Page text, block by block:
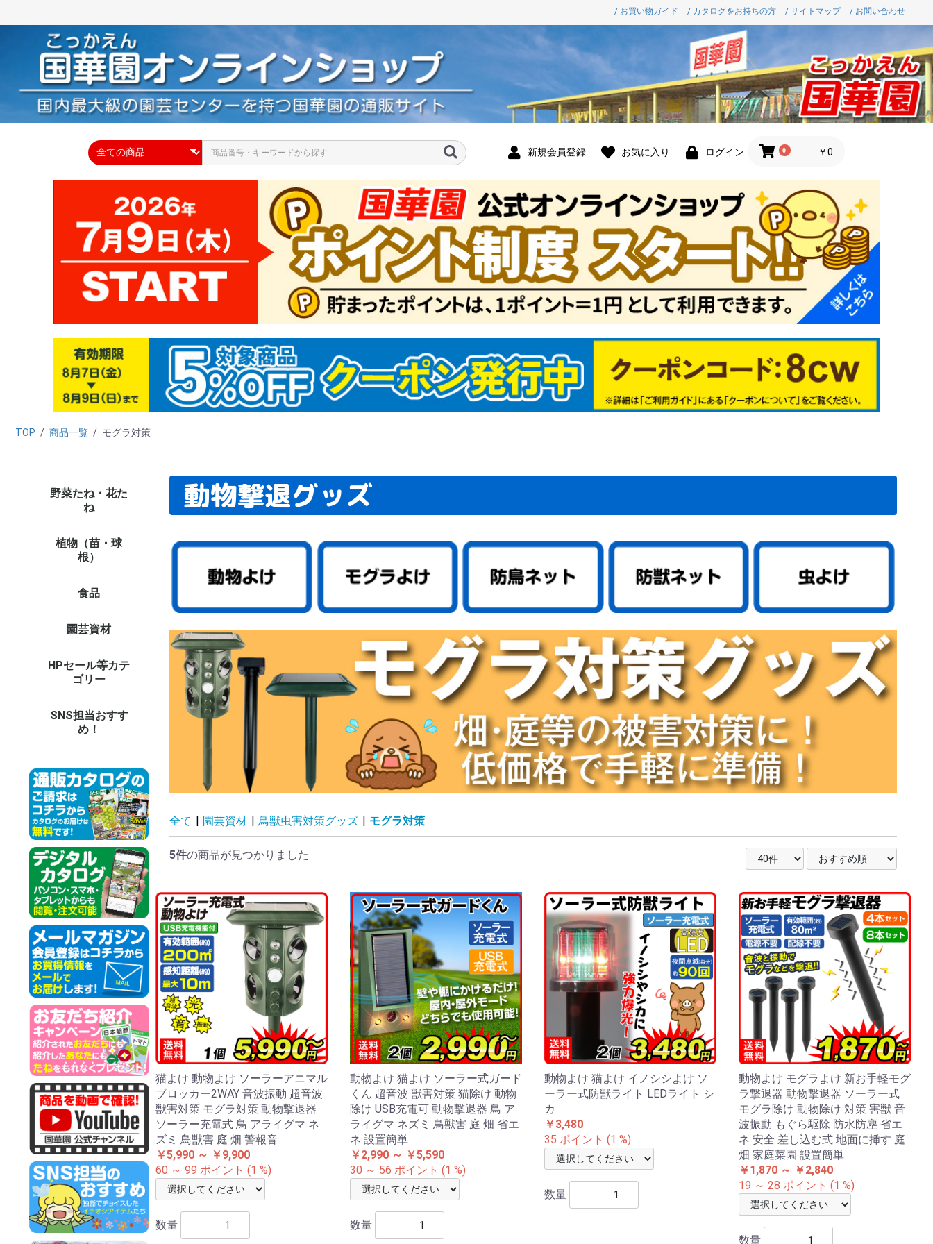
/ お買い物ガイド / カタログをお持ちの方 / サイトマップ / お問い合わせ
新規会員登録 お気に入り ログイン 0 ￥0
TOP / 商品一覧 / モグラ対策
野菜たね・花た
ね
野菜たね タマネギたね
ダイコンたね
ニンジンたね
カブたね
ハクサイたね
キャベツたね
ブロッコリー＆カリフ
ラワー
レタスたね
マメたね
ホウレンソウたね
葉菜類ほかたね
ネギたね
ゴボウたね
西洋野菜たね
中国野菜たね
ハーブたね
野菜たねいろいろ
緑肥作物たね
穀物たね
シーダーテープたね
リレー栽培セット（野
菜たね）
秋どり野菜（抑制栽
培）たね
たね関連資材
新商品（野菜たね）
トマトたね
トウモロコシたね
カボチャたね
キュウリたね
ピーマン・シシトウ・
トウガラシたね
ナスたね
オクラたね
スイカたね
メロン・ウリたね
ズッキーニたね
ゴーヤたね
野菜たね（大量企画対
象商品）
野菜たね・早割対象商
品
単為結果性品種
プランター菜園向き
多肉植物たね
ハーブたね2
ハーブ
パセリ
バジル
野菜たね培養土セット
野菜たね最終セール
トロピカル野菜たね
激安野菜たね
高級野菜たね
お買得野菜たね
高級野菜たね2
花たね ペチュニアたね
ひまわりたね
百日草たね
アスターたね
けいとうたね
マリーゴールドたね
ダリアたね
アレンジ向き花たね
スターチスたね
コスモスたね
カーネーション・なで
しこたね
矢車草たね
キンセンカたね
アサガオたね
花壇・鉢向きたね
その他多年草たね
変わりたね
切り花向きたね
ききょうたね
ストックたね
西洋おだまきたね
トルコキキョウたね
大量花たね
パンジー・ビオラたね
スカビオサたね
サルビアたね
千日紅たね
激安88円たね
セットたね
ミックスたね
ポピーたね
ニゲラたね
スイートピーたね
葉牡丹たね
プリムラたね
デルフィニウムたね
ルピナスたね
その他一年草たね
多肉植物たね2
花たね関連
キンレンカたね
花たね・早割対象商品
たね栽培資材
たね未使用カテゴリー 植物予備124
植物予備125
植物予備126
（早割）野菜＆花た
ね・早期予約販売
植物（苗・球
根）
たまねぎ苗 早どり系・玉ねぎ苗
貯蔵系・玉ねぎ苗
赤たま系・玉ねぎ苗
たまねぎ苗（送料無料
ニンニク種球 嘉定ニンニク
ホワイト六片
ニンニク【大量販売】
その他種ニンニク
種いも 種じゃがいも
種ショウガ
里イモ
山イモ
その他種芋
野菜苗（夏秋）
野菜苗（ケース販売・
周年発送
8月発送
9月発送
10月発送
11月発送
12月発送
1月発送
2月発送
3月発送
4月発送
5月発送
6月発送
7月発送
ミニ観葉植物
ミニ盆栽
花苗
花壇・プランター向き
多年草苗
切花向き花苗
お買い得花苗
パンジー・ビオラ苗
プラグ・ケース花苗 プラグ花苗
ケース花苗
PWブランド花苗
水生植物
南国植物
多肉植物
花苗送料無料企画
週末限定！大特価商品
対象植物5％クーポン
ペチュニア・カリブラ
今夏おすすめ花苗
球根 夏植え球根 夏植え球根早期販売
秋植え球根
秋植え球根メール便配
秋植え球根早期販売
水仙 芳香水仙
カップ咲水仙
バタフライ咲水仙
八重咲水仙
原種系水仙
お買得水仙
ラッパ咲水仙
ジャーマンアイリス
アマリリス アマリリス球根
ポットアマリリス
春植え球根 グラジオラス
ダリア
春植え球根在庫処分セ
チューリップ 単色チューリップ
変わり咲きチューリッ
福袋・ミックスチュー
原種系チューリップ
2色咲きチューリップ
大量・ケース販売チュ
チューリップお買得セ
チューリップそろい咲
チューリップ球根早期
ユリ 花ユリ
すかしユリ
鉄砲ユリ
12月咲きユリ
特大・超特大球ユリ
カサブランカ
原種ユリ
福袋ユリ
ローズリリー
8月咲ユリ球根
ユリ球根(春)
花木 アジサイ
バラ苗 四季咲バラ苗
つるバラ苗
イングリッシュローズ
牡丹・芍薬 牡丹
芍薬
桜・花梅・花桃
植木・庭木
椿苗
熱帯花木
花木送料無料企画
果樹苗 果樹苗 (落葉) アケビ苗
イチジク苗
ウメ・アンズ苗
カキ苗
キイチゴ苗
キウイ・サルナシ苗
クリ苗
クワ苗
サクランボ苗
ザクロ苗
スモモ苗
ナシ苗
ナッツ苗
ナツメ苗
ブドウ苗
ブルーベリー苗 ハイブッシュ系
サザンハイブッシュ系
ラビットアイ系
プルーン苗
ポポー苗
モモ苗
リンゴ苗
その他落葉果樹苗
激安落葉果樹苗
大株果樹苗
実つき果樹苗
送料込み果樹苗
果樹苗関連資材
果樹苗在庫処分
果樹苗 (常緑) 南国フルーツ苗
アボカド苗
バナナ苗
ビワ苗
ヤマモモ苗
常緑その他
みかん・カンキツ苗 温州みかん等苗
台つきカンキツ苗
激安カンキツ苗
山菜・有用植物苗 山菜苗
イチゴ苗
ネギ苗
有用植物・その他
ラン・山野草 野生ラン
山野草
菊苗 大菊 大菊 厚物
大菊 管物
2024年発表花
2025年発表花
2026年発表花
小菊
菊苗最新発表花・普及
厳選 鉢花・花苗
ギフト・胡蝶蘭シンビ
シンビジウム
デンドロビューム
新着植物
和泉本店ネットショッ
人気花苗ケース販売
切花 仏花・墓花
野菜・花苗園芸肥料
敬老の日ギフト
母の日ギフト
植物ネット限定商品
野菜苗 野菜苗（接木） 接木 トマト苗
接木 スイカ苗
接木 種なしスイカ苗
接木 キュウリ苗
接木 ナス苗
接木 ピーマン・トウ
接木 メロン・ウリ苗
接木 ゴーヤ苗
接木 その他野菜苗
接木4連ポット苗
プレミアム野菜苗
野菜苗（実生） 実生 トマト苗
実生 カボチャ・ズッ
実生 スイカ苗
実生 キュウリ苗
実生 ナス苗
実生 ピーマン・トウ
実生 メロン・ウリ苗
実生 ゴーヤ苗
実生 トウモロコシ苗
実生 コンパニオンプ
実生 その他野菜苗
実生4連ポット苗
実生 ブロッコリー・
品種おまかせ野菜苗
★送料無料★野菜苗セ
★送料無料★野菜苗ケ
さつまいも苗 イモヅル
さつまいもイモヅルセ
イモポット苗
植物未使用カテゴリー
植物24年夏秋特別チラ
植物24年夏秋特別チラ
植物予備136 植物予備1 植物予備2
植物予備3
植物予備4
植物予備137
植物2019年過去マス
植物2020年過去マス
植物2021年過去マス
植物2022年過去マス
植物2023年過去マス
植物旧第5カテゴリー
植物テスト商品
植物ネット限定商品2
植物10月DM
植物週末セール
植物夏秋特別チラシ
植物ガチャ球根
植物送料無料
緑肥SALE
SN!BS(野菜たね)
2023年秋植物大感謝
【売尽し大特価】 イ
植物公開準備
春のガーデニング応援
植物予備29 植物予備30
植物予備31
植物予備32
植物予備33
植物仮登録 植物予備5
植物予備27
植物予備34 植物予備35
植物予備36
植物予備37
植物予備38
植物予備39 植物予備40
植物予備6 植物予備7
植物予備8
植物予備9 植物予備10
植物予備11
植物予備16 植物予備17
植物予備18
植物予備12
植物予備13
植物予備14
植物予備15
植物予備21
植物予備46
植物予備47
植物予備48
植物予備55
植物予備56
植物予備49 植物予備50
植物予備51
植物予備52
植物予備53
植物予備54
植物予備57
植物予備134 植物予備69 植物予備71
植物予備72
植物予備73
植物予備84
デンドロビウム 植物予備62
植物予備63
植物予備64
植物予備65
植物予備66
植物予備59
植物予備60
植物予備67
植物予備68
植物予備85 植物予備91
植物予備92
植物予備93
植物予備94
植物予備95
植物予備96
植物予備97
植物予備98
植物予備99
植物予備100
植物予備101
植物予備102
植物予備127 植物予備128
植物予備129
植物予備131
植物期間外カテゴリー
品種おまかせ激安野菜
秋冬野菜苗
特価！野菜苗半額セー
2023年オススメ野菜
ベランダ・鉢植え向き
ユリ球根 特大球・超
ユリ特大球・超特大球
ユリ球根送料無料
季節咲きユリ
サルビア苗
ゼラニウム苗
カーネーション苗
一年草苗
ハオルチア
アデニウム苗
エアープランツ
グラウンドカバー苗
世界の銘品花苗
花苗送料無料
熱帯花木苗
コチョウラン
その他球根
春植え球根在庫処分セ
春植え球根在庫処分メ
球根在庫処分
秋植え球根在庫処分
オリーブ苗
常緑実つき果樹苗
パッションフルーツ苗
激安カンキツ苗2
じゃばら苗
小原紅早生苗
はるみ苗
フィンガーライム苗
お買得果樹苗
お買得ブルーベリー苗
最新発表花
シクラメン
胡蝶蘭・洋ラン
お中元・サマーギフト
正月特集
希少種・限定品(植物)
食品
柑など
ト
茶
漬け
品
園芸資材
農業機械（耕耘機・噴
霧器 等）
バリカン
草刈機
チェーンソー
噴霧器・ポンプ
耕耘機
ブロワ・枝粉砕機など
その他 農業機械
園芸支柱
イボ付鋼管製支柱スー
イボ付鋼管製支柱スー
パー 太さ8mm
イボ付鋼管製支柱スー
パー 太さ11mm
イボ付鋼管製支柱スー
パー 太さ16mm
イボ付鋼管製支柱スー
パー 太さ20mm
極太鋼管杭
トンネル支柱
グラスファイバー支柱
天然竹支柱
イボ付鋼管製支柱 連
イボ付鋼管製支柱 連
結タイプ 太さ16mm
イボ付鋼管製支柱 連
結タイプ 太さ20mm
強化グラスファイバー
菜園アーチ支柱
パイプ支柱 従来型パイプ支柱部品
パイプ支柱用フィルム
パイプ支柱用遮光ネツ
イボ付鋼管製支柱シル
鋼管製スライド支柱
果樹用イボ竹
その他支柱・藤棚など
天然木支柱
短寸イボ支柱
イボ付鋼管製支柱ブラ
ストロングイボ竹
トンネルアーチセット
平型鉄線支柱
DIY・電動工具 高圧洗浄機
電動工具
DIY・ガーデン用具 ハサミ・ノコギリ
鎌・斧・その他刃物
ペンチ・工具
温度計・計量器・メジ
ロープ・テープ・結束
作業着・帽子・手袋な
散水・水まわり用品
土農具
園芸便利グッズ
（園芸便利グッズ）支
（園芸便利グッズ）シ
ート・マルチ関連
収納庫
台車・カート
ゴミ処理グッズ
送料まとめて600円コ
防草シート・マルチ
防草シート各種・防草
シート関連資材
防草シート・黒
高密度強力防草シー
ト・黒
高密度強力防草シー
ト・緑
防草シート4年目安・
濃緑
超耐久防草シート・黒
超耐久防草シート・フ
ェルトタイプ
超耐久防草シート・ソ
ルグリン
強力防草シート・グリ
ーン
透水防草シート
反射シート
強力防草シート・白黒
強力防草シート・黒
強力防草シート・ホワ
イト
ザ・バーン
芝生風超耐久防草シー
ト
つる物用・その他
その他 防草シート関
連資材
マルチング材 黒マルチ
黒マルチ（厚手）
銀黒マルチ
黒穴あきマルチ
タマネギ・ニンニク用
穴あきマルチ
銀黒穴あきマルチ
穴あき防草マルチ
穴あき透水マルチ
通水黒マルチ
透水型マルチ
白黒マルチ
サステナマルチ
銀マルチ
敷きワラシルバー
敷きワラシルバーセッ
ト
使い切りマルチ
その他 マルチング関
連資材
園芸ネット(防鳥・防
虫・遮光・防風)
防虫・遮光ネット
防虫きらりんネット・
0.6mm
防虫きらりんネット・
1mm
遮光防虫きらりんネッ
ト
虫ダメネット0.75mm
遮光ネット・シルバー
遮光ネット・黒
遮光ネット・白
寒冷紗・白
寒冷紗・黒
防鳥ネット 丈夫な防鳥ネット
ふんわりガードネット
すっぽり果樹用バード
ネット
お気軽防鳥ネット
果樹すっぽり防鳥ネッ
ト
ナチュラル防鳥ネット
防鳥ネットDX
温室用フィルム・不織
温室フィルム
EVAフィルム
愛栽シートA
愛栽シートB
パスライトブルー
防風ネット
トンネルフィルム
換気穴付トンネルフィ
鳥獣虫害対策グッズ 動物撃退グッズ
モグラ対策
虫対策
捕獲器・その他
防獣ネット・フェンス アニマルネット
ニューガードネット
菜園ガードネットセッ
アニマルフェンス
資材予備71 資材予備73
資材予備74
資材予備75
資材予備76
資材予備77
温室・保温グッズ ビニールハウス
アルミ製温室
温室用保温グッズ
育苗・種まき用品
【温室関連】 替カバ
【単品購入用】 温室
用 替カバーなど
【本体同時購入用】
温室用 替カバーなど
用土・肥料 土・肥料・土壌改良材
水苔・ココヤシ製品
その他 用土・肥料
薬剤（液肥・除草剤な
土・肥料100円コーナ
LED照明 他
センサーライト・てら
庭園灯 その他
LED電球
LED蛍光灯
LEDシーリングライト
LED投光器
LEDスポットライト
デザイン照明
庭作りグッズ 人工芝・マット類
バークチップ他
レンガ等
庭池
鉢・プランター パキスタン鉢
テラコッタ・素焼鉢
ベトナム鉢
睡蓮鉢
木製プランター
アンティーク鉢
強化プランター
ブリキ鉢
陶器鉢・駄温鉢
ポリ樹脂製鉢
ビッグ鉢
スリット鉢
菜園プランター
透水ポット
その他の鉢
ガーデンエクステリア アーチ・フェンスなど
アーチ・バラアーチ
フェンス
オベリスク
トレリス
パーゴラ
花台
ガーデン家具
日よけ・室外機カバー
テーブル・チェア・ベ
ウッドデッキ・スウィ
ウッドパネル
タイルデッキパネル
ポスト
オーナメント 噴水付きオーナメント
洋風オーナメント
天使・妖精オーナメン
動物オーナメント カエルオーナメント
菊資材 【菊資材】土
【菊資材】液肥・肥料
【菊資材】支柱
【菊資材】鉢
【菊資材】水苔マット
【菊資材】鉢底マット
【菊資材】輪台
【菊資材】誘引クリッ
生活雑貨
冷感＆夏向け 熱中症
扇風機
調理家電・キッチン用
防災グッズ
健康グッズ
掃除グッズ
ペット用品
インテリア
アパレル関連
冬向けグッズ特集
おもちゃ
パソコン・スマホ関連
造花
のぼり旗
アレンジ用花材
その他生活雑貨
コロナ対策グッズ
父の日
ドラレコ・カー用品 ドライブレコーダー
その他 カー用品
防犯カメラ・セキュリ
ティ
防犯カメラ
その他 防犯グッズ
イルミネーション
ツリー型イルミ・クリ
ストレートライト
カーテンツリー
ドレープ＆つらら系
モチーフライト
カーテンライト
ネットライト
ロープライト
イルミ用・電源グッズ
その他 イルミネーシ
担当者のおすすめ
資材イベント
資材 期間限定セール
法人向け大型農業資材
夏向けグッズ特集
sizai_astk
資材緊急セール
大感謝セールカタロ
グ・チラシ【資材】
電動噴霧器パーツ
鉄製品セール祭り
ペット用品
その他エクステリア
和風庭園 目隠し垣・袖垣
天然石材・人工石材
和風噴水
木製品 人工木製品
資材未使用カテゴリー 資材予備6
資材予備7
資材予備8
資材予備9
資材予備10
資材予備11
資材予備12
資材予備13
資材予備14
資材予備15
資材予備16
資材予備17
資材予備18
資材予備19
資材予備20
資材予備21
資材予備22
資材予備23
資材予備24
資材予備25
資材予備26
資材予備27
資材予備28
資材予備29
大カテゴリーなど予備
大カテゴリーなど予備
大カテゴリーなど予備
大カテゴリーなど予備
大カテゴリーなど予備
大カテゴリーなど予備
大カテゴリーなど予備
大カテゴリーなど予備
大カテゴリーなど予備
資材予備2
資材予備30
資材予備32 資材予備33
資材予備34
資材予備35
資材予備36
資材予備37
資材予備38
資材予備39
資材予備40
資材予備41
資材予備42
資材予備43
資材予備44
資材予備45
資材予備46
資材予備47
資材予備48
資材予備49
資材予備50 資材予備51
資材予備52
資材予備53
資材予備54
資材予備55
資材予備56
資材予備57 資材予備58
資材予備59
資材予備60
資材予備61
資材予備62
資材予備63
資材予備64 資材予備65
資材予備66
資材予備67
資材予備68
資材予備69
資材予備70
資材予備78 資材予備79
資材予備80
資材予備81
資材予備82
資材予備83
資材予備84
資材予備85 資材予備87
資材予備88
資材予備89
資材予備90 資材予備91
資材予備92
資材予備93
資材予備94
資材予備95 資材予備96
資材予備97
資材予備98
資材予備99
資材予備101
資材予備102
資材予備103
資材予備104
資材予備105
資材予備106
資材予備107
資材予備108
資材予備109
資材予備110
資材予備111
資材予備112 資材予備113
資材予備114
資材予備115
資材予備116
資材予備117
資材予備118
資材予備119
資材予備120
資材予備121
資材予備122
資材予備123
資材予備124 資材予備125
資材予備126
資材予備127
資材予備128
資材予備129
資材予備130
資材予備136
資材予備137
資材予備131 資材予備132
資材予備133
資材予備134
資材予備139
資材予備140
資材予備141
資材予備142
資材予備143
資材予備144
資材予備135
資材予備145 資材予備146
資材予備147
資材予備148
資材予備149
資材予備150
資材予備151
資材予備152 資材予備153
資材予備154
資材予備155
資材予備156
資材予備157
資材予備158
資材予備159 資材予備160
資材予備161
資材予備162
資材予備163
資材予備164
資材予備165
資材予備166 資材予備167
資材予備168
資材予備169
資材予備170
資材予備171
資材予備172
資材予備173 資材予備174
資材予備175
資材予備176
資材予備177
資材予備178
資材予備179
資材予備180
資材予備181 資材予備182
資材予備183
資材予備184
資材予備185
資材予備186
資材予備187
資材予備188 資材予備189
資材予備190
資材予備191
資材予備192
資材予備193 資材予備194
資材予備195 資材予備196
資材予備197
資材予備198
資材予備199
資材予備200
資材予備201
資材予備202 資材予備203
資材予備204
資材予備205
資材予備206
資材予備207
資材予備208
資材予備209
資材予備210
資材予備211
資材予備212
資材予備213
資材予備214
資材予備215
資材予備216
資材予備217
資材予備218
資材予備219
資材予備220
資材予備221
資材予備222 資材予備224
資材予備225
資材予備226
資材予備227
資材予備228
資材予備229
資材予備230 資材予備231
資材予備232
資材予備233
HPセール等カテ
ゴリー
オンラインショップセ
ールカテゴリー
26年8月 5％クーポン
セール対象商品
ダイナマイトセール
25年植物MidWeekセ
ール
25年資材MidWeekセ
ール
25年食品MidWeekセ
ール
24年6月改装記念クー
ポンセール
品番重複商品
6月対象商品10％OFF
クーポン
新春セール
植物特別大感謝セール
チラシ
菊花展SALE
新聞広告掲載商品
プラチナ会員様専用チ
ラシ
2025年9月24日新聞広
告掲載商品
2025年10月8日新聞広
告掲載商品
新聞広告掲載商品_3
新聞広告掲載商品_4
新聞広告掲載商品_5
新聞広告掲載商品_6
10月9日新聞広告掲載
商品
その他予備9 その他予備13
その他予備16
その他予備17
その他予備18
その他予備19
その他予備20
その他予備21
その他予備22
その他予備23
その他予備24
その他未使用カテゴリ
その他未使用カテゴリ
ー3
その他未使用カテゴリ
ー4
その他未使用カテゴリ
ー5
その他未使用カテゴリ
ー7
その他未使用カテゴリ
ー6
SNS担当おすす
め！
動物撃退グッズ
全て | 園芸資材 | 鳥獣虫害対策グッズ | モグラ対策
5件の商品が見つかりました
猫よけ 動物よけ ソーラーアニマル
ブロッカー2WAY 音波振動 超音波
獣害対策 モグラ対策 動物撃退器
ソーラー充電式 鳥 アライグマ ネ
ズミ 鳥獣害 庭 畑 警報音
￥5,990 ～ ￥9,900
60 ～ 99 ポイント (1 %)
数量
動物よけ 猫よけ ソーラー式ガード
くん 超音波 獣害対策 猫除け 動物
除け USB充電可 動物撃退器 鳥 ア
ライグマ ネズミ 鳥獣害 庭 畑 省エ
ネ 設置簡単
￥2,990 ～ ￥5,590
30 ～ 56 ポイント (1 %)
数量
動物よけ 猫よけ イノシシよけ ソ
ーラー式防獣ライト LEDライト シ
カ
￥3,480
35 ポイント (1 %)
数量
動物よけ モグラよけ 新お手軽モグ
ラ撃退器 動物撃退器 ソーラー式
モグラ除け 動物除け 対策 害獣 音
波振動 もぐら駆除 防水防塵 省エ
ネ 安全 差し込む式 地面に挿す 庭
畑 家庭菜園 設置簡単
￥1,870 ～ ￥2,840
19 ～ 28 ポイント (1 %)
数量